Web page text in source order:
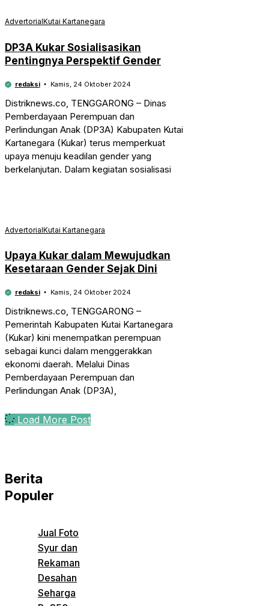
AdvertorialKutai Kartanegara
DP3A Kukar Sosialisasikan
Pentingnya Perspektif Gender
redaksi Kamis, 24 Oktober 2024
Distriknews.co, TENGGARONG – Dinas
Pemberdayaan Perempuan dan
Perlindungan Anak (DP3A) Kabupaten Kutai
Kartanegara (Kukar) terus memperkuat
upaya menuju keadilan gender yang
berkelanjutan. Dalam kegiatan sosialisasi
AdvertorialKutai Kartanegara
Upaya Kukar dalam Mewujudkan
Kesetaraan Gender Sejak Dini
redaksi Kamis, 24 Oktober 2024
Distriknews.co, TENGGARONG –
Pemerintah Kabupaten Kutai Kartanegara
(Kukar) kini menempatkan perempuan
sebagai kunci dalam menggerakkan
ekonomi daerah. Melalui Dinas
Pemberdayaan Perempuan dan
Perlindungan Anak (DP3A),
Load More Post
Berita
Populer
Jual Foto
Syur dan
Rekaman
Desahan
Seharga